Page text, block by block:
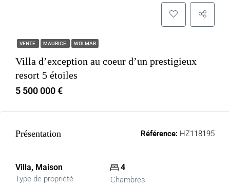
VENTE MAURICE WOLMAR
Villa d’exception au coeur d’un prestigieux
resort 5 étoiles
5 500 000 €
Présentation Référence: HZ118195
Villa, Maison
Type de propriété
4
Chambres